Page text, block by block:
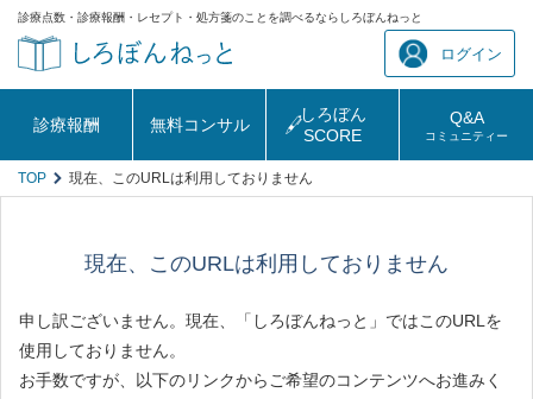
診療点数・診療報酬・レセプト・処方箋のことを調べるならしろぼんねっと
ログイン
診療報酬 無料コンサル
しろぼん
SCORE
Q&A
コミュニティー
TOP 現在、このURLは利用しておりません
現在、このURLは利用しておりません
申し訳ございません。現在、「しろぼんねっと」ではこのURLを
使用しておりません。
お手数ですが、以下のリンクからご希望のコンテンツへお進みく